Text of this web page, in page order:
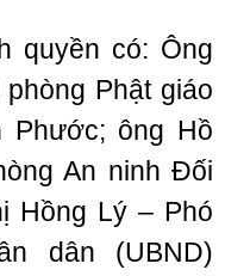
quyền có: Ông
Phật giáo
Phước; ông Hồ
An ninh Đối
Hồng Lý – Phó
dân (UBND)